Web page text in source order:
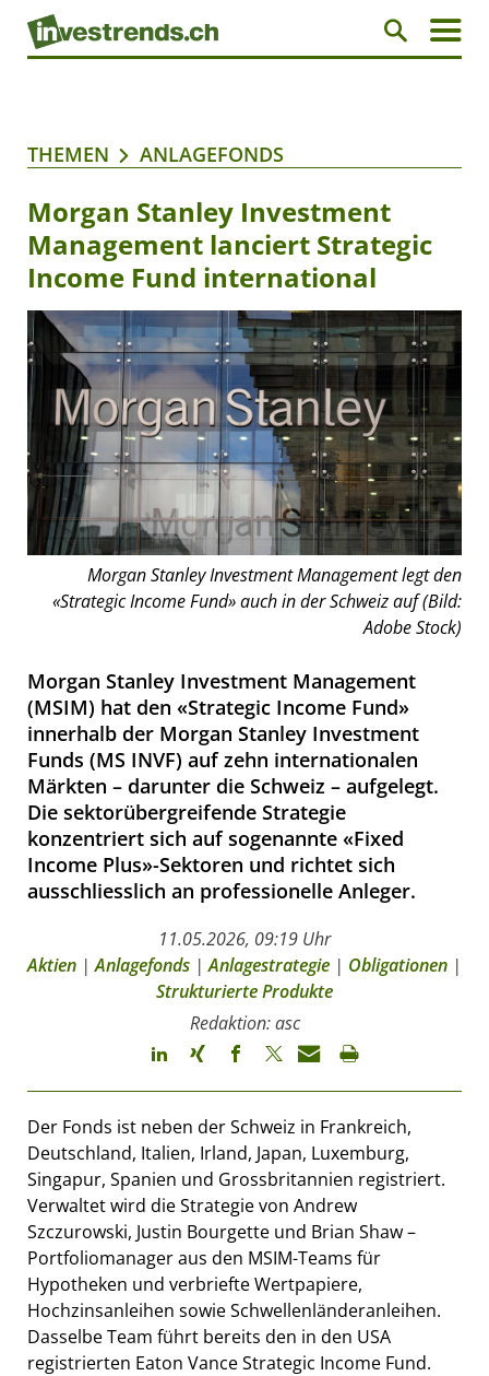
THEMEN ANLAGEFONDS
Morgan Stanley Investment
Management lanciert Strategic
Income Fund international
Morgan Stanley Investment Management legt den
«Strategic Income Fund» auch in der Schweiz auf (Bild:
Adobe Stock)
Morgan Stanley Investment Management
(MSIM) hat den «Strategic Income Fund»
innerhalb der Morgan Stanley Investment
Funds (MS INVF) auf zehn internationalen
Märkten – darunter die Schweiz – aufgelegt.
Die sektorübergreifende Strategie
konzentriert sich auf sogenannte «Fixed
Income Plus»-Sektoren und richtet sich
ausschliesslich an professionelle Anleger.
11.05.2026, 09:19 Uhr
Aktien |Anlagefonds |Anlagestrategie | Obligationen |
Strukturierte Produkte
Redaktion: asc
Der Fonds ist neben der Schweiz in Frankreich,
Deutschland, Italien, Irland, Japan, Luxemburg,
Singapur, Spanien und Grossbritannien registriert.
Verwaltet wird die Strategie von Andrew
Szczurowski, Justin Bourgette und Brian Shaw –
Portfoliomanager aus den MSIM-Teams für
Hypotheken und verbriefte Wertpapiere,
Hochzinsanleihen sowie Schwellenländeranleihen.
Dasselbe Team führt bereits den in den USA
registrierten Eaton Vance Strategic Income Fund.